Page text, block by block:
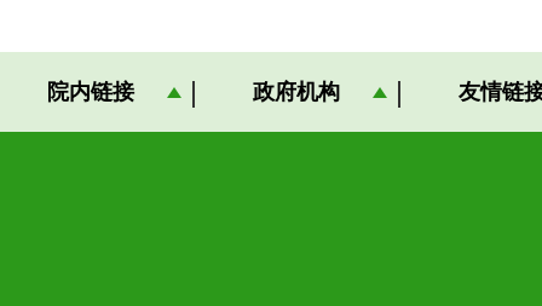
院内链接 政府机构 友情链